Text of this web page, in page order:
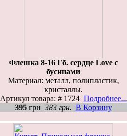
Флешка 8-16 Гб. сердце Love с
бусинами
Материал: металл, полипластик,
кристаллы.
Артикул товара: # 1724 Подробнее...
395грн 383 грн. В Корзину